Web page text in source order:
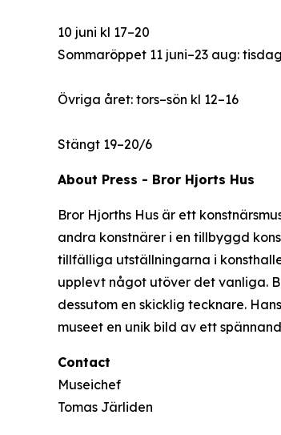
10 juni kl 17–20
Sommaröppet 11 juni–23 aug:
Övriga året: tors–sön kl 12–16
Stängt 19–20/6
About Press - Bror Hjorts Hus
Bror Hjorths Hus är ett
andra konstnärer i en tillbyggd
tillfälliga utställningarna i
upplevt något utöver det vanliga.
dessutom en skicklig tecknare.
museet en unik bild av ett
Contact
Museichef
Tomas Järliden